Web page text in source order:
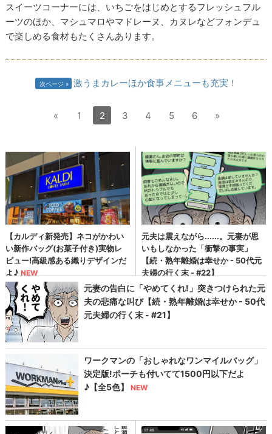
スイーツコーナーには、いちごをはじめとするフレッシュフル
ーツのほか、マシュマロやマドレーヌ、カヌレなどフォンデュ
で楽しめる食材もたくさんあります。
次ページ 激うまカレーほか食事メニューも充実！
« 1 2 3 4 5 6 »